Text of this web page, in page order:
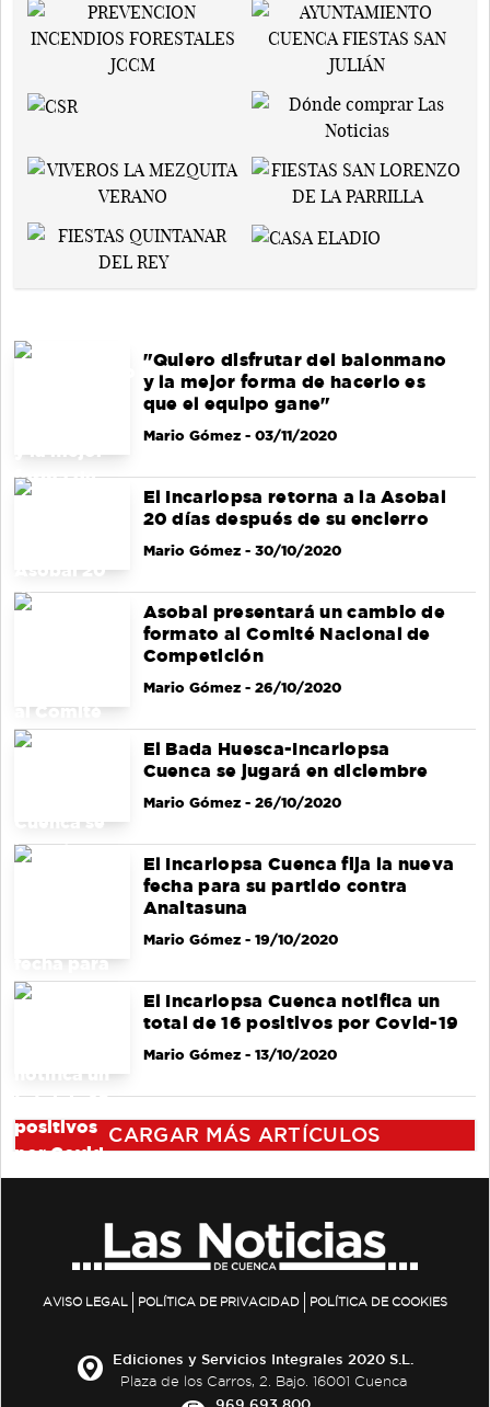
"Quiero disfrutar del balonmano
y la mejor forma de hacerlo es
que el equipo gane"
Mario Gómez- 03/11/2020
El Incarlopsa retorna a la Asobal
20 días después de su encierro
Mario Gómez - 30/10/2020
Asobal presentará un cambio de
formato al Comité Nacional de
Competición
Mario Gómez- 26/10/2020
El Bada Huesca-Incarlopsa
Cuenca se jugará en diciembre
Mario Gómez- 26/10/2020
El Incarlopsa Cuenca fija la nueva
fecha para su partido contra
Anaitasuna
Mario Gómez- 19/10/2020
El Incarlopsa Cuenca notifica un
total de 16 positivos por Covid-19
Mario Gómez- 13/10/2020
CARGAR MÁS ARTÍCULOS
AVISO LEGAL POLÍTICA DE PRIVACIDAD POLÍTICA DE COOKIES
Ediciones y Servicios Integrales 2020 S.L.
Plaza de los Carros, 2. Bajo. 16001 Cuenca
969 693 800